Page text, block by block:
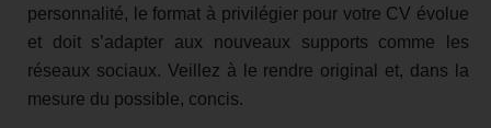
personnalité, le format à privilégier pour votre CV évolue
et doit s’adapter aux nouveaux supports comme les
réseaux sociaux. Veillez à le rendre original et, dans la
mesure du possible, concis.